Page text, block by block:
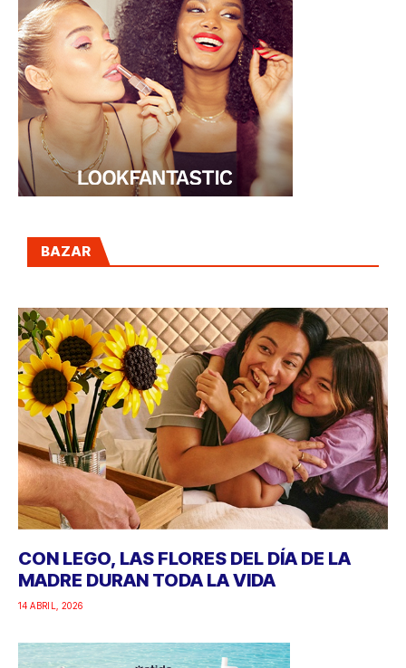
BAZAR
CON LEGO, LAS FLORES DEL DÍA DE LA
MADRE DURAN TODA LA VIDA
14 ABRIL, 2026